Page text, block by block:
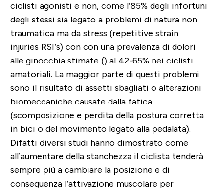
ciclisti agonisti e non, come l’85% degli infortuni
degli stessi sia legato a problemi di natura non
traumatica ma da stress (repetitive strain
injuries RSI’s) con con una prevalenza di dolori
alle ginocchia stimate () al 42-65% nei ciclisti
amatoriali. La maggior parte di questi problemi
sono il risultato di assetti sbagliati o alterazioni
biomeccaniche causate dalla fatica
(scomposizione e perdita della postura corretta
in bici o del movimento legato alla pedalata).
Difatti diversi studi hanno dimostrato come
all’aumentare della stanchezza il ciclista tenderà
sempre più a cambiare la posizione e di
conseguenza l’attivazione muscolare per